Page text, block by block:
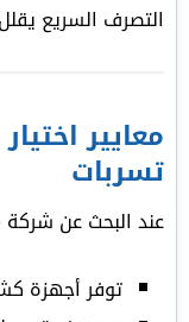
التصرف السريع
معايير
تسربات
عند البحث عن
توفر أجهزة